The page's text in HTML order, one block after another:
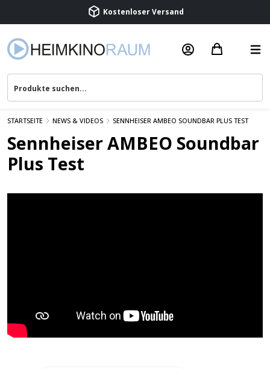
Kostenloser Versand
Beratung & Service
STARTSEITE NEWS & VIDEOS SENNHEISER AMBEO SOUNDBAR PLUS TEST
Sennheiser AMBEO Soundbar
Plus Test